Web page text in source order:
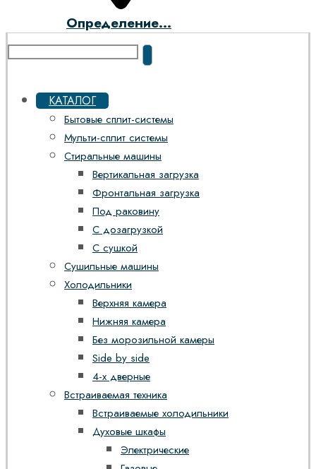
Определение...
КАТАЛОГ
Бытовые сплит-системы
Мульти-сплит системы
Стиральные машины
Вертикальная загрузка
Фронтальная загрузка
Под раковину
С дозагрузкой
С сушкой
Сушильные машины
Холодильники
Верхняя камера
Нижняя камера
Без морозильной камеры
Side by side
4-х дверные
Встраиваемая техника
Встраиваемые холодильники
Духовые шкафы
Электрические